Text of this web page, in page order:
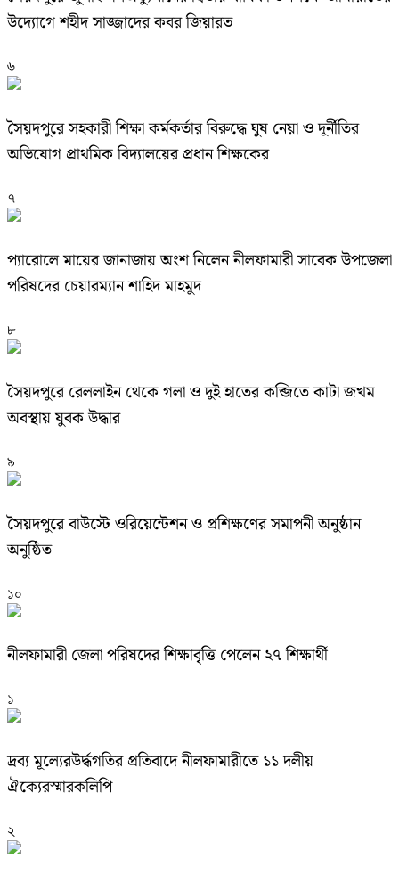
উদ্যোগে শহীদ সাজ্জাদের কবর জিয়ারত
৬
সৈয়দপুরে সহকারী শিক্ষা কর্মকর্তার বিরুদ্ধে ঘুষ নেয়া ও দূর্নীতির
অভিযোগ প্রাথমিক বিদ্যালয়ের প্রধান শিক্ষকের
৭
প্যারোলে মায়ের জানাজায় অংশ নিলেন নীলফামারী সাবেক উপজেলা
পরিষদের চেয়ারম্যান শাহিদ মাহমুদ
৮
সৈয়দপুরে রেললাইন থেকে গলা ও দুই হাতের কব্জিতে কাটা জখম
অবস্থায় যুবক উদ্ধার
৯
সৈয়দপুরে বাউস্টে ওরিয়েন্টেশন ও প্রশিক্ষণের সমাপনী অনুষ্ঠান
অনুষ্ঠিত
১০
নীলফামারী জেলা পরিষদের শিক্ষাবৃত্তি পেলেন ২৭ শিক্ষার্থী
১
দ্রব্য মূল্যেরউর্দ্ধগতির প্রতিবাদে নীলফামারীতে ১১ দলীয়
ঐক্যেরস্মারকলিপি
২